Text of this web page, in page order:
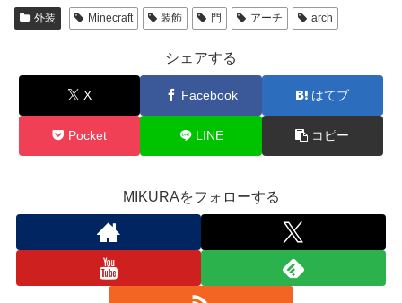
外装 Minecraft 装飾 門 アーチ arch
シェアする
X Facebook はてブ
Pocket LINE コピー
MIKURAをフォローする